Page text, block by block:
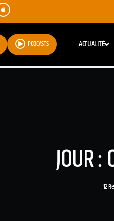
PODCASTS ACTUALITÉ
JOUR
12